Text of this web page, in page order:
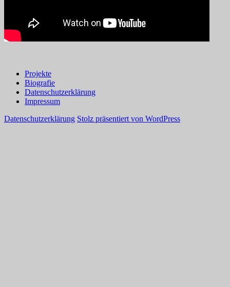
Projekte
Biografie
Datenschutzerklärung
Impressum
Datenschutzerklärung Stolz präsentiert von WordPress